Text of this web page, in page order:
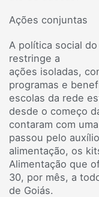
Ações conjuntas
A política social
restringe a
ações isoladas,
programas e
escolas da rede
desde o começo
contaram com
passou pelo auxílio
alimentação, os
Alimentação que
30, por mês, a
de Goiás.